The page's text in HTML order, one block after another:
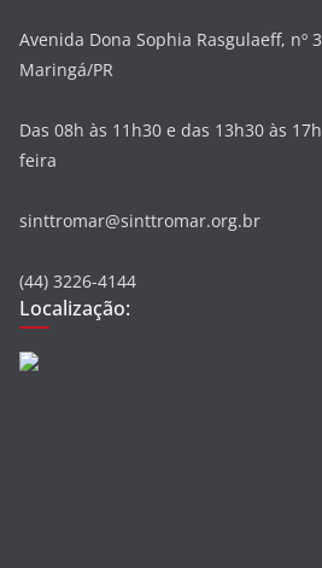
Avenida Dona Sophia Rasgulaeff, nº
Maringá/PR
Das 08h às 11h30 e das 13h30 às
feira
sinttromar@sinttromar.org.br
(44) 3226-4144
Localização: